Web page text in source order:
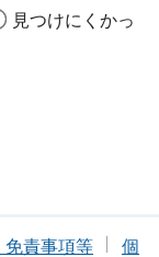
見つけにくかっ
免責事項等
個